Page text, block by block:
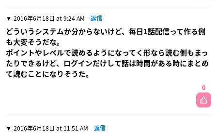
2016年6月18日 at 9:24 AM 返信
どういうシステムか分からないけど、毎日1話配信って作る側
も大変そうだな。
ポイントやレベルで読めるようになってく形なら読む側もまっ
たりできるけど、ログインだけして話は時間がある時にまとめ
て読むことになりそうだ。
0
2016年6月18日 at 11:51 AM 返信